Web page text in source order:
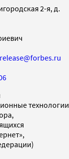
2-я, д.
технологии